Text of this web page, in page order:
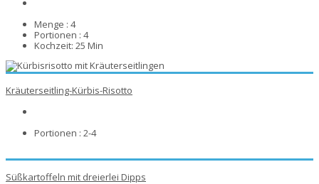
Menge : 4
Portionen : 4
Kochzeit: 25 Min
Kräuterseitling-Kürbis-Risotto
Portionen : 2-4
Süßkartoffeln mit dreierlei Dipps